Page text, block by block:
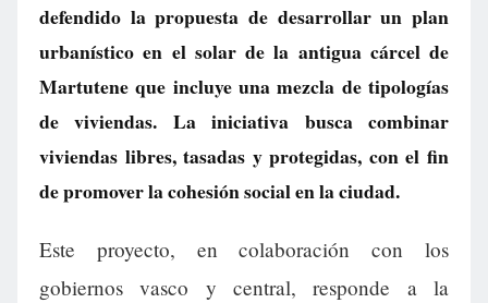
defendido la propuesta de desarrollar un plan
urbanístico en el solar de la antigua cárcel de
Martutene que incluye una mezcla de tipologías
de viviendas. La iniciativa busca combinar
viviendas libres, tasadas y protegidas, con el fin
de promover la cohesión social en la ciudad.
Este proyecto, en colaboración con los
gobiernos vasco y central, responde a la